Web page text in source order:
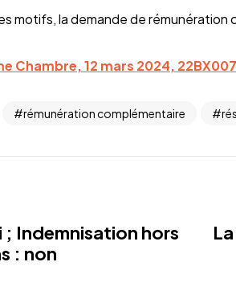
motifs, la demande de
Chambre, 12 mars 2024,
rémunération complémentaire
; Indemnisation hors
: non